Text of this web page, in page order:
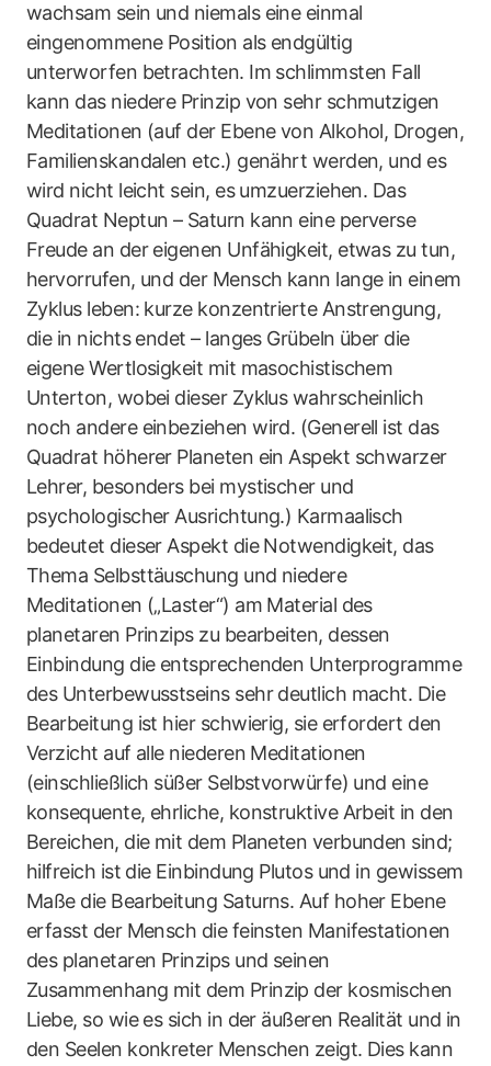
wachsam sein und niemals eine einmal
eingenommene Position als endgültig
unterworfen betrachten. Im schlimmsten Fall
kann das niedere Prinzip von sehr schmutzigen
Meditationen (auf der Ebene von Alkohol, Drogen,
Familienskandalen etc.) genährt werden, und es
wird nicht leicht sein, es umzuerziehen. Das
Quadrat Neptun – Saturn kann eine perverse
Freude an der eigenen Unfähigkeit, etwas zu tun,
hervorrufen, und der Mensch kann lange in einem
Zyklus leben: kurze konzentrierte Anstrengung,
die in nichts endet – langes Grübeln über die
eigene Wertlosigkeit mit masochistischem
Unterton, wobei dieser Zyklus wahrscheinlich
noch andere einbeziehen wird. (Generell ist das
Quadrat höherer Planeten ein Aspekt schwarzer
Lehrer, besonders bei mystischer und
psychologischer Ausrichtung.) Karmaalisch
bedeutet dieser Aspekt die Notwendigkeit, das
Thema Selbsttäuschung und niedere
Meditationen („Laster“) am Material des
planetaren Prinzips zu bearbeiten, dessen
Einbindung die entsprechenden Unterprogramme
des Unterbewusstseins sehr deutlich macht. Die
Bearbeitung ist hier schwierig, sie erfordert den
Verzicht auf alle niederen Meditationen
(einschließlich süßer Selbstvorwürfe) und eine
konsequente, ehrliche, konstruktive Arbeit in den
Bereichen, die mit dem Planeten verbunden sind;
hilfreich ist die Einbindung Plutos und in gewissem
Maße die Bearbeitung Saturns. Auf hoher Ebene
erfasst der Mensch die feinsten Manifestationen
des planetaren Prinzips und seinen
Zusammenhang mit dem Prinzip der kosmischen
Liebe, so wie es sich in der äußeren Realität und in
den Seelen konkreter Menschen zeigt. Dies kann